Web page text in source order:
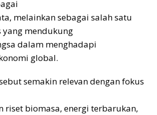
melainkan sebagai salah satu
mendukung
dalam menghadapi
global.
semakin relevan dengan fokus
riset biomasa, energi terbarukan,